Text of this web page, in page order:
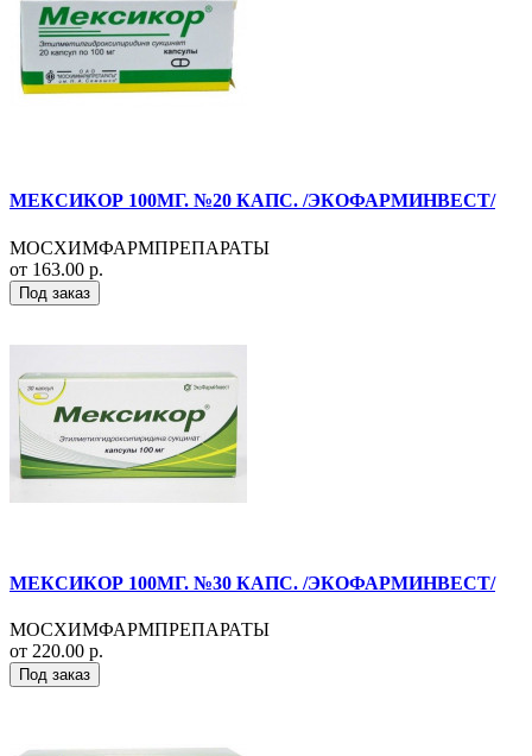
МЕКСИКОР 100МГ. №20 КАПС. /ЭКОФАРМИНВЕСТ/
МОСХИМФАРМПРЕПАРАТЫ
от 163.00 р.
Под заказ
МЕКСИКОР 100МГ. №30 КАПС. /ЭКОФАРМИНВЕСТ/
МОСХИМФАРМПРЕПАРАТЫ
от 220.00 р.
Под заказ